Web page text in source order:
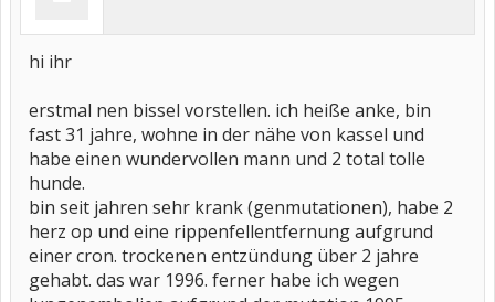
hi ihr
erstmal nen bissel vorstellen. ich heiße anke, bin
fast 31 jahre, wohne in der nähe von kassel und
habe einen wundervollen mann und 2 total tolle
hunde.
bin seit jahren sehr krank (genmutationen), habe 2
herz op und eine rippenfellentfernung aufgrund
einer cron. trockenen entzündung über 2 jahre
gehabt. das war 1996. ferner habe ich wegen